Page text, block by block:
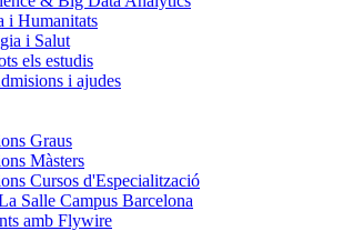
i Humanitats
i Salut
els estudis
i ajudes
Graus
Màsters
Cursos d'Especialització
Salle Campus Barcelona
amb Flywire